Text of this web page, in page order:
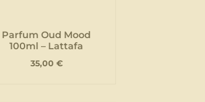
Parfum Oud Mood
100ml – Lattafa
35,00 €